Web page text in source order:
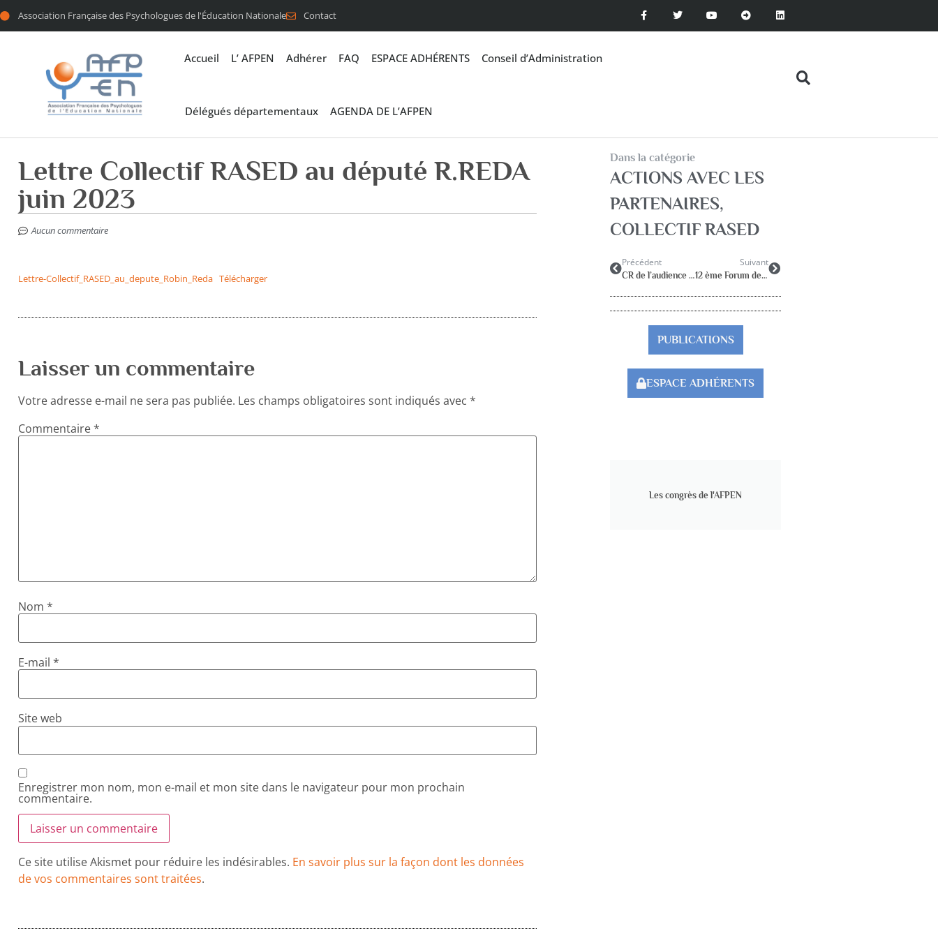
Association Française des Psychologues de l'Éducation Nationale Contact
Accueil L’ AFPEN Adhérer FAQ ESPACE ADHÉRENTS Conseil d’Administration
Délégués départementaux AGENDA DE L’AFPEN
Lettre Collectif RASED au député R.REDA
juin 2023
Aucun commentaire
Lettre-Collectif_RASED_au_depute_Robin_Reda Télécharger
Laisser un commentaire
Votre adresse e-mail ne sera pas publiée. Les champs obligatoires sont indiqués avec *
Commentaire*
Nom *
E-mail *
Site web
Enregistrer mon nom, mon e-mail et mon site dans le navigateur pour mon prochain
commentaire.
Ce site utilise Akismet pour réduire les indésirables. En savoir plus sur la façon dont les données
de vos commentaires sont traitées.
Dans la catégorie
ACTIONS AVEC LES
PARTENAIRES,
COLLECTIF RASED
Précédent
CR de l’audience du Collectif RASED au MEN le 18 janvier 2023
Suivant
12 ème Forum des RASED
PUBLICATIONS
ESPACE ADHÉRENTS
Les congrès de l'AFPEN